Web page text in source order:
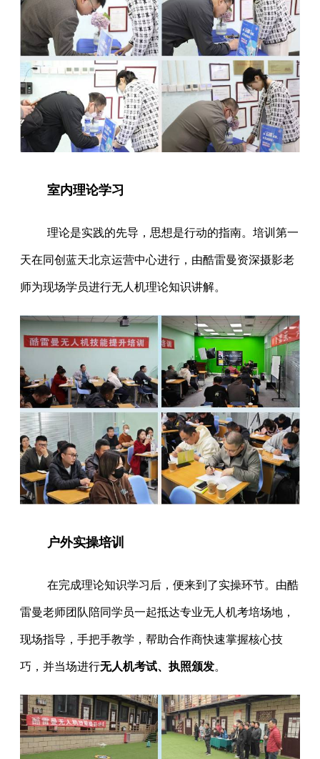
室内理论学习
理论是实践的先导，思想是行动的指南。培训第一
天在同创蓝天北京运营中心进行，由酷雷曼资深摄影老
师为现场学员进行无人机理论知识讲解。
户外实操培训
在完成理论知识学习后，便来到了实操环节。由酷
雷曼老师团队陪同学员一起抵达专业无人机考培场地，
现场指导，手把手教学，帮助合作商快速掌握核心技
巧，并当场进行无人机考试、执照颁发。